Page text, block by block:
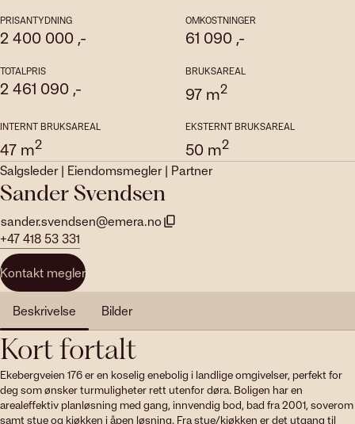
PRISANTYDNING
2 400 000 ,-
OMKOSTNINGER
61 090 ,-
TOTALPRIS
2 461 090 ,-
BRUKSAREAL
97 m2
INTERNT BRUKSAREAL
47 m2
EKSTERNT BRUKSAREAL
50 m2
Salgsleder | Eiendomsmegler | Partner
Sander Svendsen
sander.svendsen@emera.no
+47 418 53 331
Kontakt megler
Beskrivelse
Bilder
Kort fortalt
Ekebergveien 176 er en koselig enebolig i landlige omgivelser, perfekt for
deg som ønsker turmuligheter rett utenfor døra. Boligen har en
arealeffektiv planløsning med gang, innvendig bod, bad fra 2001, soverom
samt stue og kjøkken i åpen løsning. Fra stue/kjøkken er det utgang til